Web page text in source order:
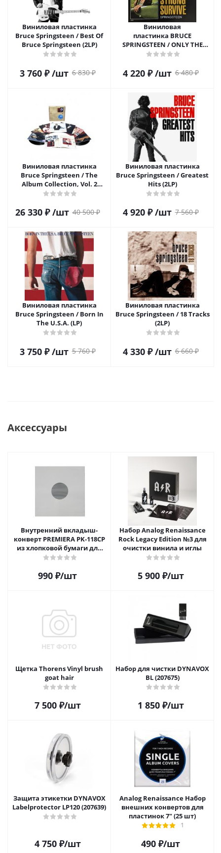
Виниловая пластинка
Bruce Springsteen / Best Of
Bruce Springsteen (2LP)
3 760₽ /шт 6 830₽
Виниловая
пластинка BRUCE
SPRINGSTEEN / ONLY THE
STRONG SURVIVE (2LP)
4 220₽ /шт 6 480₽
Виниловая пластинка
Bruce Springsteen / The
Album Collection, Vol. 2
(10LP)
26 330₽ /шт 40 500₽
Виниловая пластинка
Bruce Springsteen / Greatest
Hits (2LP)
4 920₽ /шт 7 560₽
Виниловая пластинка
Bruce Springsteen / Born In
The U.S.A. (LP)
3 750₽ /шт 5 760₽
Виниловая пластинка
Bruce Springsteen / 18 Tracks
(2LP)
4 330₽ /шт 6 660₽
Аксессуары
Внутренний вкладыш-
конверт PREMIERA PK-118CP
из хлопковой бумаги для
12" виниловой пластинки 1
990 ₽/шт
Набор Analog Renaissance
Rock Legacy Edition №3 для
очистки винила и иглы
5 900₽/шт
Щетка Thorens Vinyl brush
goat hair
7 500₽/шт
Набор для чистки DYNAVOX
BL (207675)
1 850₽/шт
Защита этикетки DYNAVOX
Labelprotector LP120 (207639)
4 750₽/шт
Analog Renaissance Набор
внешних конвертов для
пластинок 7" (25 шт)
1
490 ₽/шт